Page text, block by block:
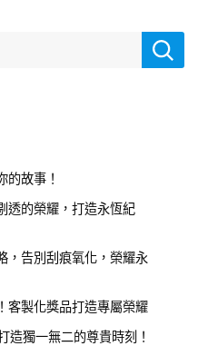
的故事！
透的榮耀，打造永恆紀
，告別刮痕氧化，榮耀永
客製化獎品打造專屬榮耀
造獨一無二的尊貴時刻！